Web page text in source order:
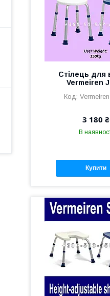
Стілець для
Vermeiren
3 180 ₴
В
Купити